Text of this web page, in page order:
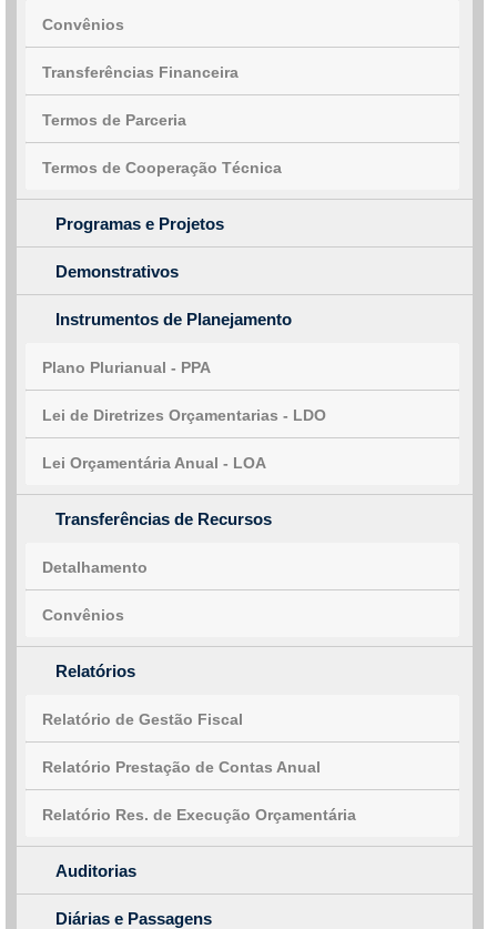
Convênios
Transferências Financeira
Termos de Parceria
Termos de Cooperação Técnica
Programas e Projetos
Demonstrativos
Instrumentos de Planejamento
Plano Plurianual - PPA
Lei de Diretrizes Orçamentarias - LDO
Lei Orçamentária Anual - LOA
Transferências de Recursos
Detalhamento
Convênios
Relatórios
Relatório de Gestão Fiscal
Relatório Prestação de Contas Anual
Relatório Res. de Execução Orçamentária
Auditorias
Diárias e Passagens